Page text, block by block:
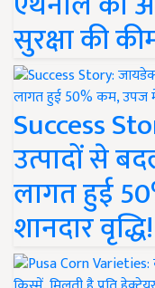
सुरक्षा की
Success
उत्पादों से
लागत हुई
शानदार वृद्धि!